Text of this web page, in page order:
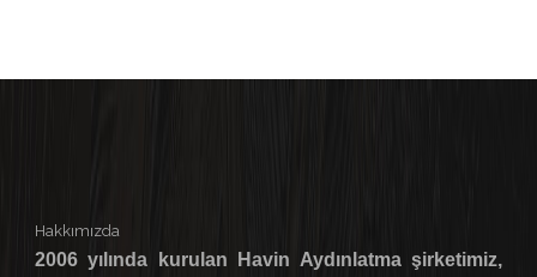
Hakkımızda
2006 yılında kurulan Havin Aydınlatma şirketimiz,